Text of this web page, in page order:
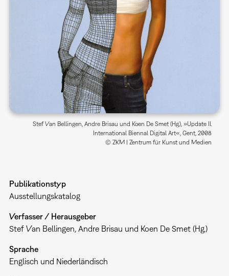
Stef Van Bellingen, Andre Brisau und Koen De Smet (Hg.), »Update II.
International Biennal Digital Art«, Gent, 2008
© ZKM | Zentrum für Kunst und Medien
Publikationstyp
Ausstellungskatalog
Verfasser / Herausgeber
Stef Van Bellingen, Andre Brisau und Koen De Smet (Hg.)
Sprache
Englisch und Niederländisch